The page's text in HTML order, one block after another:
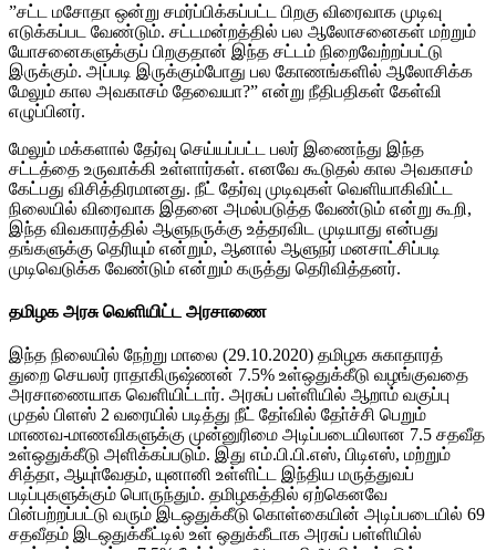
”சட்ட மசோதா ஒன்று சமர்ப்பிக்கப்பட்ட பிறகு விரைவாக முடிவு
எடுக்கப்பட வேண்டும். சட்டமன்றத்தில் பல ஆலோசனைகள் மற்றும்
யோசனைகளுக்குப் பிறகுதான் இந்த சட்டம் நிறைவேற்றப்பட்டு
இருக்கும். அப்படி இருக்கும்போது பல கோணங்களில் ஆலோசிக்க
மேலும் கால அவகாசம் தேவையா?” என்று நீதிபதிகள் கேள்வி
எழுப்பினர்.
மேலும் மக்களால் தேர்வு செய்யப்பட்ட பலர் இணைந்து இந்த
சட்டத்தை உருவாக்கி உள்ளார்கள். எனவே கூடுதல் கால அவகாசம்
கேட்பது விசித்திரமானது. நீட் தேர்வு முடிவுகள் வெளியாகிவிட்ட
நிலையில் விரைவாக இதனை அமல்படுத்த வேண்டும் என்று கூறி,
இந்த விவகாரத்தில் ஆளுநருக்கு உத்தரவிட முடியாது என்பது
தங்களுக்கு தெரியும் என்றும், ஆனால் ஆளுநர் மனசாட்சிப்படி
முடிவெடுக்க வேண்டும் என்றும் கருத்து தெரிவித்தனர்.
தமிழக அரசு வெளியிட்ட அரசாணை
இந்த நிலையில் நேற்று மாலை (29.10.2020) தமிழக சுகாதாரத்
துறை செயலர் ராதாகிருஷ்ணன் 7.5% உள்ஒதுக்கீடு வழங்குவதை
அரசாணையாக வெளியிட்டார். அரசுப் பள்ளியில் ஆறாம் வகுப்பு
முதல் பிளஸ் 2 வரையில் படித்து நீட் தோ்வில் தோ்ச்சி பெறும்
மாணவ-மாணவிகளுக்கு முன்னுரிமை அடிப்படையிலான 7.5 சதவீத
உள்ஒதுக்கீடு அளிக்கப்படும். இது எம்.பி.பி.எஸ், பிடிஎஸ், மற்றும்
சித்தா, ஆயுா்வேதம், யுனானி உள்ளிட்ட இந்திய மருத்துவப்
படிப்புகளுக்கும் பொருந்தும். தமிழகத்தில் ஏற்கெனவே
பின்பற்றப்பட்டு வரும் இடஒதுக்கீடு கொள்கையின் அடிப்படையில் 69
சதவீதம் இடஒதுக்கீட்டில் உள் ஒதுக்கீடாக அரசுப் பள்ளியில்